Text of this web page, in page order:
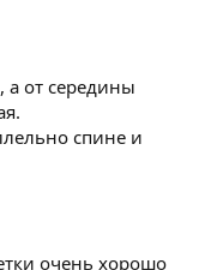
а от середины
спине и
очень хорошо